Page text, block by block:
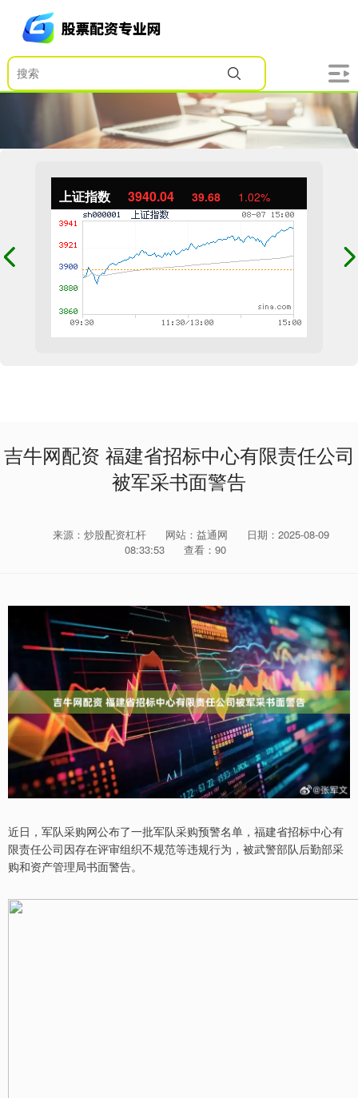
上证指数 3940.04 39.68 1.02%
吉牛网配资 福建省招标中心有限责任公司
被军采书面警告
来源：炒股配资杠杆 网站：益通网
日期：2025-08-09
08:33:53
查看：90
近日，军队采购网公布了一批军队采购预警名单，福建省招标中心有
限责任公司因存在评审组织不规范等违规行为，被武警部队后勤部采
购和资产管理局书面警告。